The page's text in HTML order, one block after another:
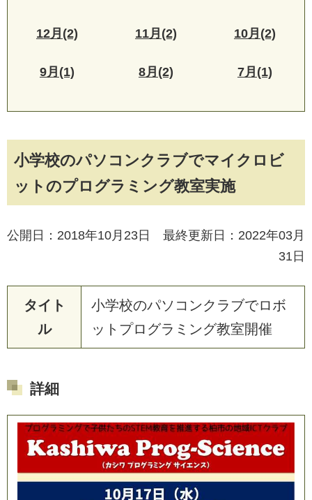
小学校のパソコンクラブでマイクロビ
ットのプログラミング教室実施
公開日：2018年10月23日 最終更新日：2022年03月
31日
タイト
ル
小学校のパソ コ ンク ラブでロボ
ッ ト プロ グラ ミ ング教室開催
詳細
12月(2) 11月(2) 10月(2)
9月(1) 8月(2) 7月(1)